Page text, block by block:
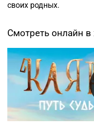
своих родных.
Смотреть онлайн